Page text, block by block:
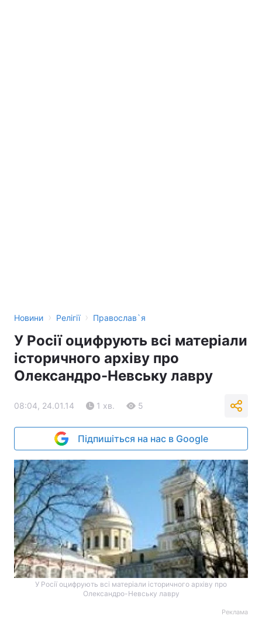
Новини › Релігії › Православ`я
У Росії оцифрують всі матеріали
історичного архіву про
Олександро-Невську лавру
08:04, 24.01.14 1 хв. 5
Підпишіться на нас в Google
У Росії оцифрують всі матеріали історичного архіву про
Олександро-Невську лавру
Реклама